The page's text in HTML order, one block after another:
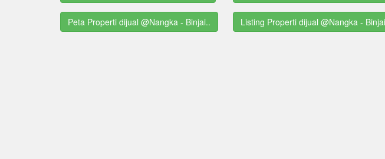
Peta Properti dijual @Nangka - Binjai.. Listing Properti dijual @Nangka -